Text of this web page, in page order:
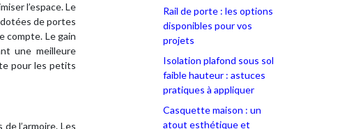
l’espace. Le
de portes
compte. Le gain
une meilleure
pour les petits
l’armoire. Les
Rail de porte : les options
disponibles pour vos
projets
Isolation plafond sous sol
faible hauteur : astuces
pratiques à appliquer
Casquette maison : un
atout esthétique et